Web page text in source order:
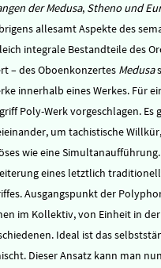
der Medusa, Stheno und
allesamt Aspekte des
integrale Bestandteile des
– des Oboenkonzertes Medusa
innerhalb eines Werkes. Für
Poly-Werk vorgeschlagen.
um tachistische
wie eine
eines letztlich
Ausgangspunkt der
im Kollektiv, von Einheit in
Ideal ist das
Dieser Ansatz kann man